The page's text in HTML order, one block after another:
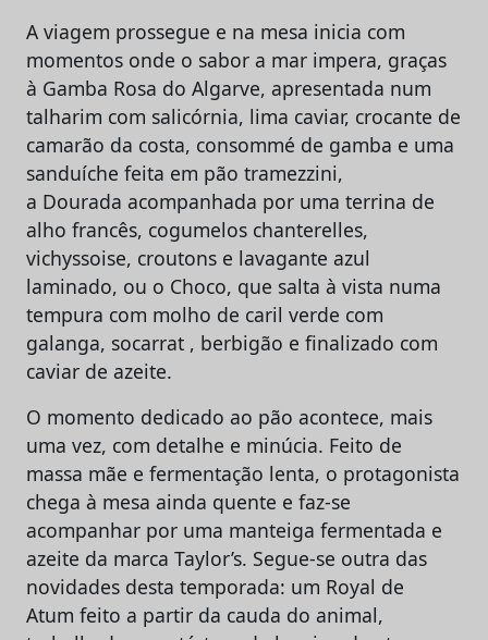
A viagem prossegue e na mesa inicia com
momentos onde o sabor a mar impera, graças
à Gamba Rosa do Algarve, apresentada num
talharim com salicórnia, lima caviar, crocante de
camarão da costa, consommé de gamba e uma
sanduíche feita em pão tramezzini,
a Dourada acompanhada por uma terrina de
alho francês, cogumelos chanterelles,
vichyssoise, croutons e lavagante azul
laminado, ou o Choco, que salta à vista numa
tempura com molho de caril verde com
galanga, socarrat , berbigão e finalizado com
caviar de azeite.
O momento dedicado ao pão acontece, mais
uma vez, com detalhe e minúcia. Feito de
massa mãe e fermentação lenta, o protagonista
chega à mesa ainda quente e faz-se
acompanhar por uma manteiga fermentada e
azeite da marca Taylor’s. Segue-se outra das
novidades desta temporada: um Royal de
Atum feito a partir da cauda do animal,